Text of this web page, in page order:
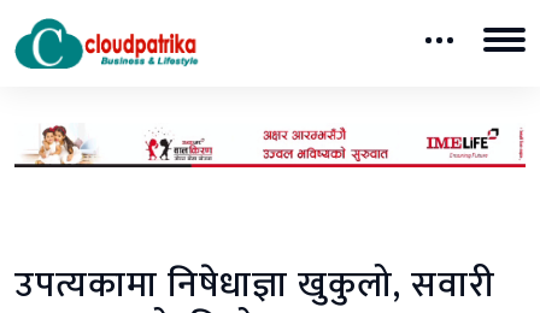
उपत्यकामा निषेधाज्ञा खुकुलो, सवारी